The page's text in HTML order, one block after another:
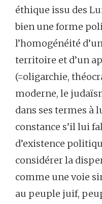
éthique issu des
bien une forme
l’homogénéité
territoire et d’un
(=oligarchie,
moderne, le
dans ses termes à
constance s’il lui
d’existence
considérer la
comme une voie
au peuple juif,